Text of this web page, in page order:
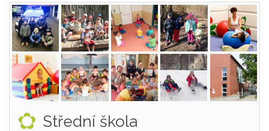
Střední škola